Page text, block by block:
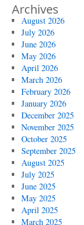
Archives
August 2026
July 2026
June 2026
May 2026
April 2026
March 2026
February 2026
January 2026
December 2025
November 2025
October 2025
September 2025
August 2025
July 2025
June 2025
May 2025
April 2025
March 2025